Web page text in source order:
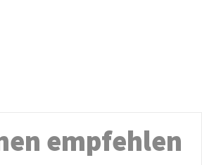
empfehlen